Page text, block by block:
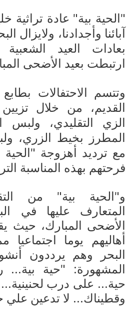
"الحية بية" عادة تراثية
آبائنا وأجدادنا، ولايزال
بعادات العيد
ارتبطت بعيد الأضحى
وتتسم الاحتفالات
القديم، من خلال تزيين
الزي التقليدي، ولبس
المطرز بخيط الزري،
مع ترديد أهزوجة
فرحتهم بهذه المناسبة
و"الحية بية" من
المتعارف عليها في
الأضحى المبارك، حيث
أهاليهم يوما
البحر وهم يرددون
المشهورة: "حية
حية... على درب
وقطيناك... لا تدعين علي